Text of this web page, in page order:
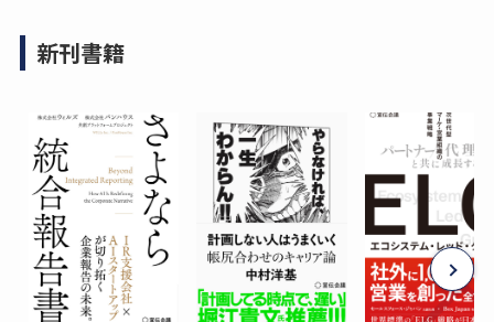
新刊書籍